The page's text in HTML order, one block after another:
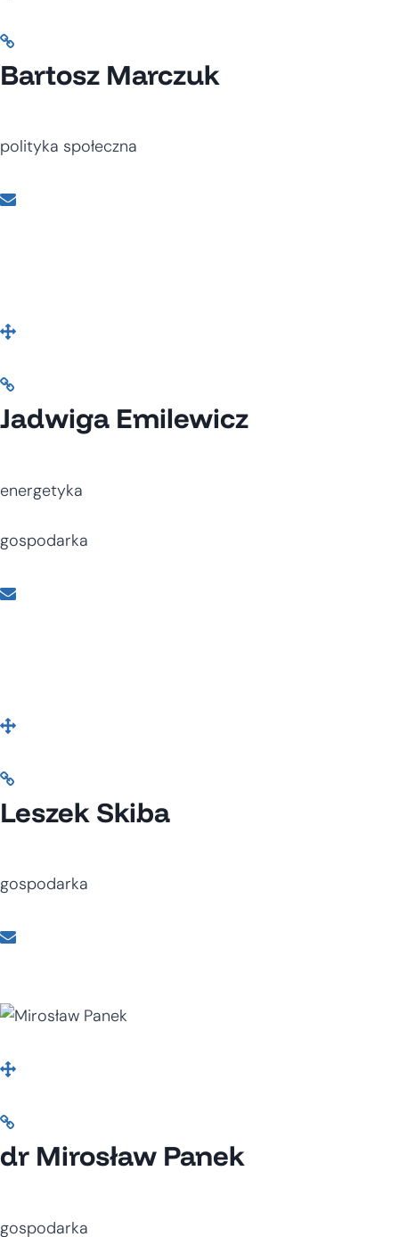
Bartosz Marczuk
polityka społeczna
Jadwiga Emilewicz
energetyka
gospodarka
Leszek Skiba
gospodarka
dr Mirosław Panek
gospodarka